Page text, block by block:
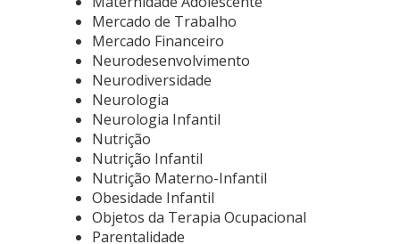
Mercado de Trabalho
Mercado Financeiro
Neurodesenvolvimento
Neurodiversidade
Neurologia
Neurologia Infantil
Nutrição
Nutrição Infantil
Nutrição Materno-Infantil
Obesidade Infantil
Objetos da Terapia Ocupacional
Parentalidade